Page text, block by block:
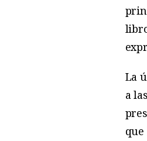
La
a